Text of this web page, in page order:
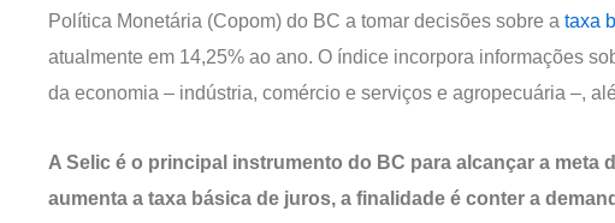
Política Monetária (Copom) do BC a tomar decisões sobre a taxa
atualmente em 14,25% ao ano. O índice incorpora informações
da economia – indústria, comércio e serviços e agropecuária –,
A Selic é o principal instrumento do BC para alcançar a meta
aumenta a taxa básica de juros, a finalidade é conter a